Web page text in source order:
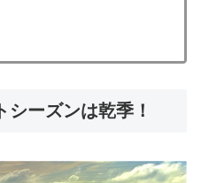
シーズンは乾季！